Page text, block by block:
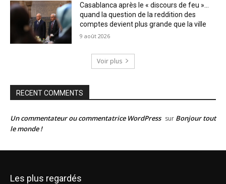
Casablanca après le « discours de feu »…
quand la question de la reddition des
comptes devient plus grande que la ville
9 août 2026
Voir plus
RECENT COMMENTS
Un commentateur ou commentatrice WordPress sur Bonjour tout
le monde !
Les plus regardés